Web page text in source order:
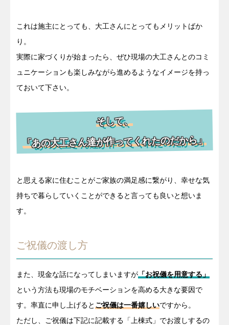
これは施主にとっても、大工さんにとってもメリットばか
り。
実際に家づくりが始まったら、ぜひ現場の大工さんとのコミ
ュニケーションも楽しみながら進めるようなイメージを持っ
ておいて下さい。
そして、
「あの大工さん達が作ってくれたのだから」
と思える家に住むことがご家族の満足感に繋がり、幸せな気
持ちで暮らしていくことができると言っても良いと想いま
す。
ご祝儀の渡し方
また、現金な話になってしまいますが 「お祝儀を用意する」
という方法も現場のモチベーションを高める大きな要因で
す。率直に申し上げると ご祝儀は一番嬉しいですから。
ただし、ご祝儀は下記に記載する「上棟式」でお渡しするの